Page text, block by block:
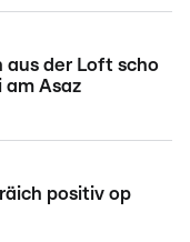
aus der Loft scho
am Asaz
positiv op